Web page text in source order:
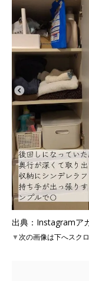
出典：Instagramア
▼次の画像は下へスク